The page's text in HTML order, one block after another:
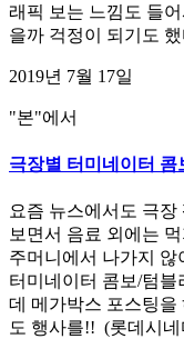
래픽 보는 느낌도 들
을까 걱정이 되기도
2019년 7월 17일
"본"에서
극장별 터미네이터 콤
요즘 뉴스에서도 극
보면서 음료 외에는
주머니에서 나가지 않
터미네이터 콤보/텀
데 메가박스 포스팅을
도 행사를!! (롯데시네